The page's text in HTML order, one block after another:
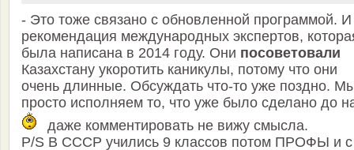
- Это тоже связано с обновленной программой. И
рекомендация международных экспертов,
была написана в 2014 году. Они посоветовали
Казахстану укоротить каникулы, потому что они
очень длинные. Обсуждать что-то уже поздно.
просто исполняем то, что уже было сделано до
даже комментировать не вижу смысла.
P/S В СССР учились 9 классов потом ПРОФЫ и с